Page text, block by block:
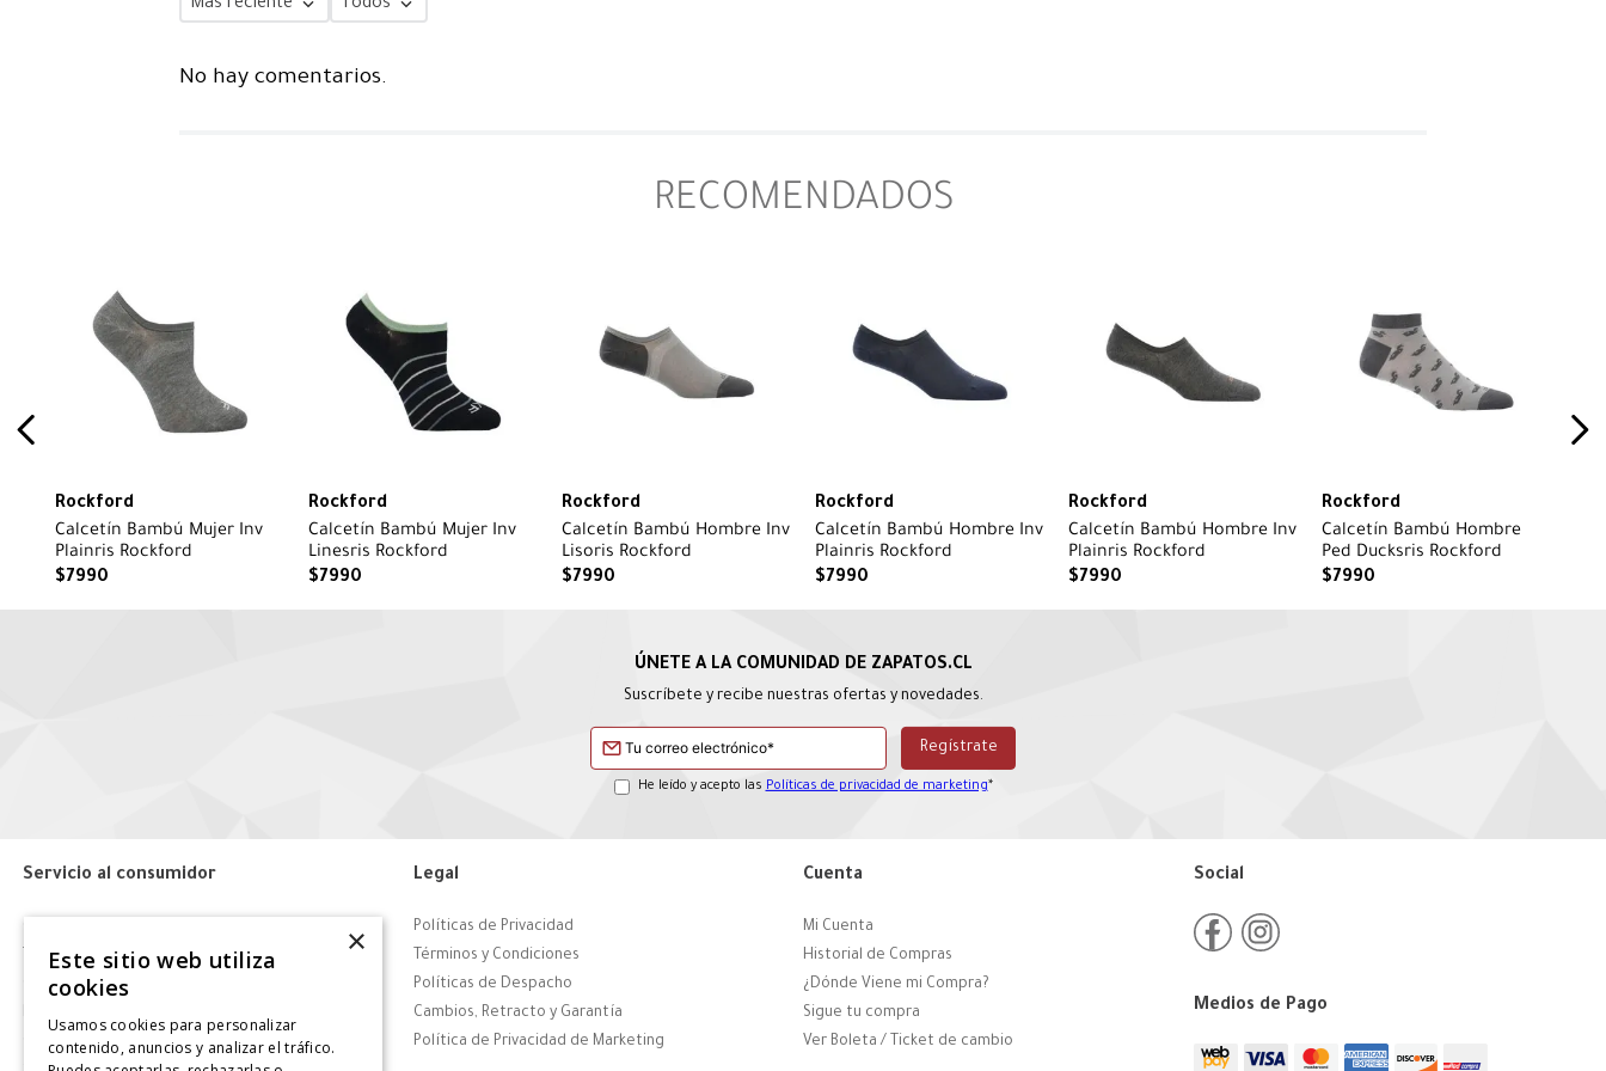
Más reciente Todos
No hay comentarios.
RECOMENDADOS
Rockford
Calcetín Bambú Mujer Inv
Plainris Rockford
$7990
Rockford
Calcetín Bambú Mujer Inv
Linesris Rockford
$7990
Rockford
Calcetín Bambú Hombre Inv
Lisoris Rockford
$7990
Rockford
Calcetín Bambú Hombre Inv
Plainris Rockford
$7990
Rockford
Calcetín Bambú Hombre Inv
Plainris Rockford
$7990
Rockford
Calcetín Bambú Hombre
Ped Ducksris Rockford
$7990
Suscríbete y recibe nuestras ofertas y novedades.
He leído y acepto las Políticas de privacidad de marketing*
Servicio al consumidor
Tiendas
Contáctanos
Giftcard
Legal
Políticas de Privacidad
Términos y Condiciones
Políticas de Despacho
Cambios, Retracto y Garantía
Política de Privacidad de Marketing
Cuenta
Mi Cuenta
Historial de Compras
¿Dónde Viene mi Compra?
Sigue tu compra
Ver Boleta / Ticket de cambio
Social
Medios de Pago
×
Este sitio web utiliza
cookies
Usamos cookies para personalizar
contenido, anuncios y analizar el tráfico.